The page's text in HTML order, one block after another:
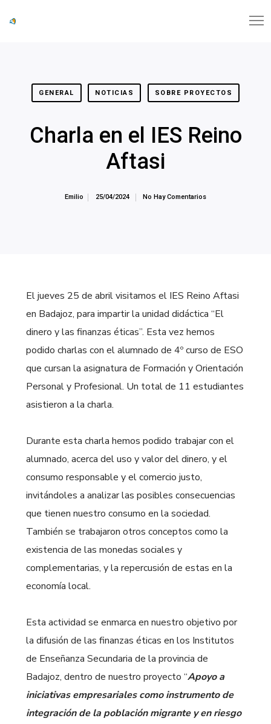
GENERAL NOTICIAS SOBRE PROYECTOS
Charla en el IES Reino
Aftasi
Emilio 25/04/2024 No Hay Comentarios
El jueves 25 de abril visitamos el IES Reino Aftasi
en Badajoz, para impartir la unidad didáctica “El
dinero y las finanzas éticas”. Esta vez hemos
podido charlas con el alumnado de 4º curso de ESO
que cursan la asignatura de Formación y Orientación
Personal y Profesional. Un total de 11 estudiantes
asistieron a la charla.
Durante esta charla hemos podido trabajar con el
alumnado, acerca del uso y valor del dinero, y el
consumo responsable y el comercio justo,
invitándoles a analizar las posibles consecuencias
que tienen nuestro consumo en la sociedad.
También se trabajaron otros conceptos como la
existencia de las monedas sociales y
complementarias, y la repercusión de estas en la
economía local.
Esta actividad se enmarca en nuestro objetivo por
la difusión de las finanzas éticas en los Institutos
de Enseñanza Secundaria de la provincia de
Badajoz, dentro de nuestro proyecto “Apoyo a
iniciativas empresariales como instrumento de
integración de la población migrante y en riesgo